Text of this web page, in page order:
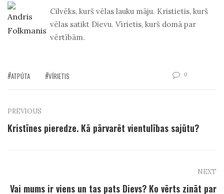
Cilvēks, kurš vēlas lauku māju. Kristietis, kurš
vēlas satikt Dievu. Vīrietis, kurš domā par
vērtībām.
ATPŪTA VĪRIETIS 0
PREVIOUS
Kristīnes pieredze. Kā pārvarēt vientulības sajūtu?
NEXT
Vai mums ir viens un tas pats Dievs? Ko vērts zināt par